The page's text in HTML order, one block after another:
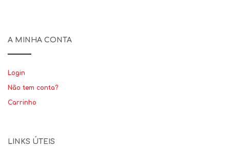
A MINHA CONTA
Login
Não tem conta?
Carrinho
LINKS ÚTEIS